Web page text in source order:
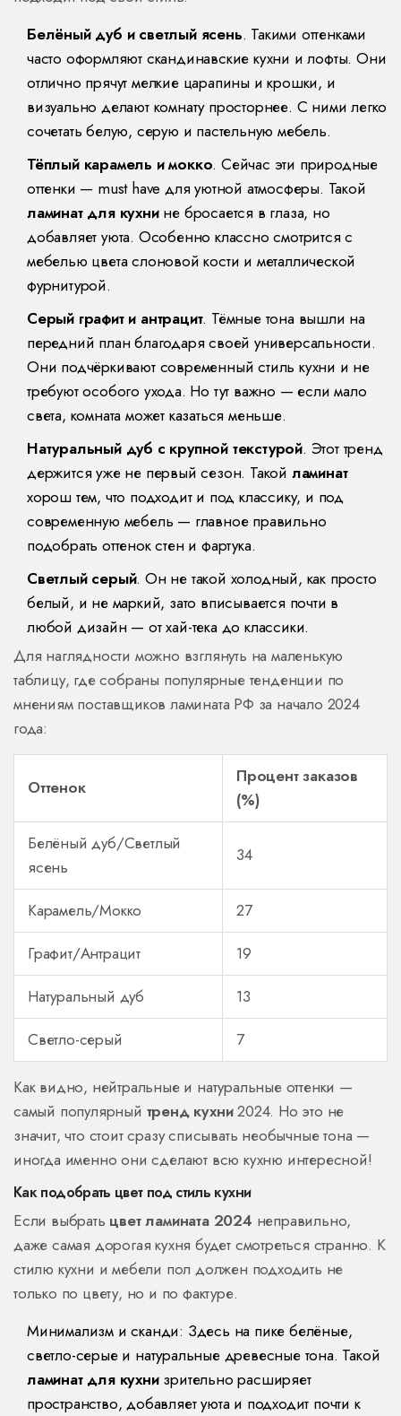
Белёный дуб и светлый ясень. Такими оттенками
часто оформляют скандинавские кухни и лофты. Они
отлично прячут мелкие царапины и крошки, и
визуально делают комнату просторнее. С ними легко
сочетать белую, серую и пастельную мебель.
Тёплый карамель и мокко. Сейчас эти природные
оттенки — must have для уютной атмосферы. Такой
ламинат для кухнине бросается в глаза, но
добавляет уюта. Особенно классно смотрится с
мебелью цвета слоновой кости и металлической
фурнитурой.
Серый графит и антрацит. Тёмные тона вышли на
передний план благодаря своей универсальности.
Они подчёркивают современный стиль кухни и не
требуют особого ухода. Но тут важно — если мало
света, комната может казаться меньше.
Натуральный дуб с крупной текстурой. Этот тренд
держится уже не первый сезон. Такой ламинат
хорош тем, что подходит и под классику, и под
современную мебель — главное правильно
подобрать оттенок стен и фартука.
Светлый серый. Он не такой холодный, как просто
белый, и не маркий, зато вписывается почти в
любой дизайн — от хай-тека до классики.
Для наглядности можно взглянуть на маленькую
таблицу, где собраны популярные тенденции по
мнениям поставщиков ламината РФ за начало 2024
года:
Оттенок
Процент заказов
(%)
Белёный дуб/Светлый
ясень
34
Карамель/Мокко
27
Графит/Антрацит
19
Натуральный дуб
13
Светло-серый
7
Как видно, нейтральные и натуральные оттенки —
самый популярный тренд кухни2024. Но это не
значит, что стоит сразу списывать необычные тона —
иногда именно они сделают всю кухню интересной!
Как подобрать цвет под стиль кухни
Если выбрать цвет ламината 2024 неправильно,
даже самая дорогая кухня будет смотреться странно. К
стилю кухни и мебели пол должен подходить не
только по цвету, но и по фактуре.
Минимализм и сканди: Здесь на пике белёные,
светло-серые и натуральные древесные тона. Такой
ламинат для кухнизрительно расширяет
пространство, добавляет уюта и подходит почти к